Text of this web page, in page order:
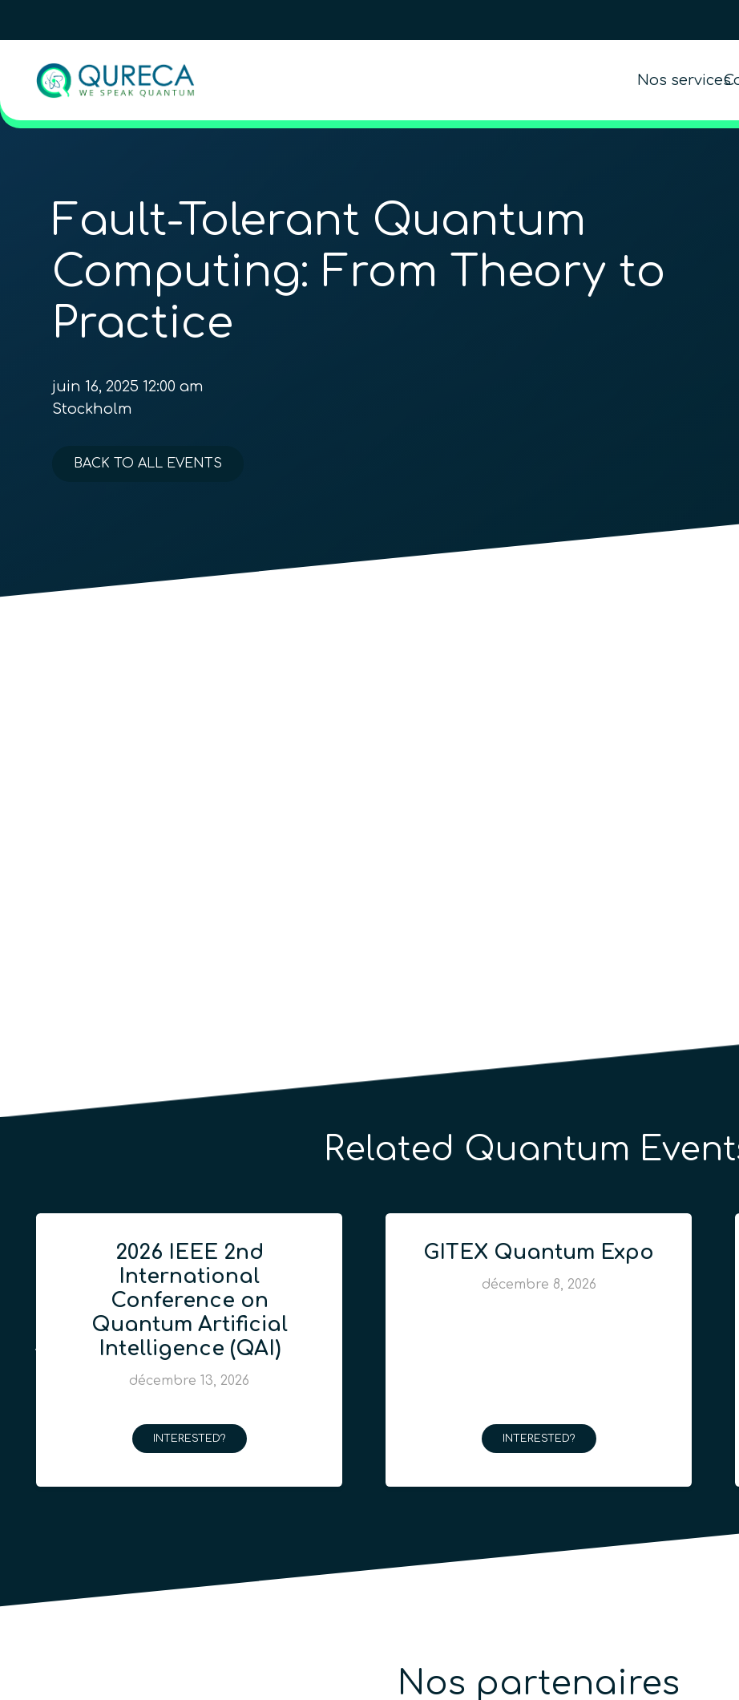
Nos services
Fault-Tolerant Quantum
Computing: From Theory to
Practice
juin 16, 2025 12:00 am
Stockholm
BACK TO ALL EVENTS
Related Quantum
2026 IEEE 2nd
International
Conference on
Quantum Artificial
Intelligence (QAI)
décembre 13, 2026
INTERESTED?
GITEX Quantum Expo
décembre 8, 2026
INTERESTED?
Nos partenaires